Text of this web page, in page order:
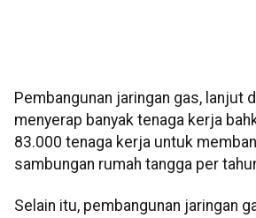
Pembangunan jaringan gas, lanjut
menyerap banyak tenaga kerja
83.000 tenaga kerja untuk
sambungan rumah tangga per
Selain itu, pembangunan jaringan